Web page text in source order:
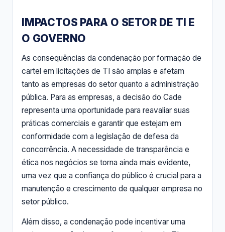
IMPACTOS PARA O SETOR DE TI E
O GOVERNO
As consequências da condenação por formação de
cartel em licitações de TI são amplas e afetam
tanto as empresas do setor quanto a administração
pública. Para as empresas, a decisão do Cade
representa uma oportunidade para reavaliar suas
práticas comerciais e garantir que estejam em
conformidade com a legislação de defesa da
concorrência. A necessidade de transparência e
ética nos negócios se torna ainda mais evidente,
uma vez que a confiança do público é crucial para a
manutenção e crescimento de qualquer empresa no
setor público.
Além disso, a condenação pode incentivar uma